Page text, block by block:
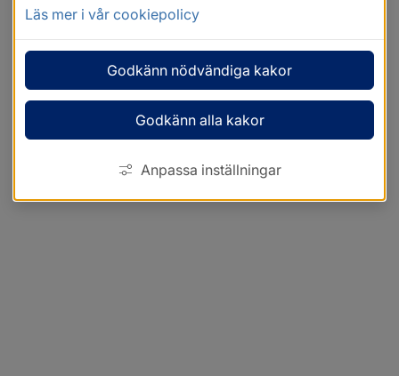
Läs mer i vår cookiepolicy
Godkänn nödvändiga kakor
Godkänn alla kakor
Anpassa inställningar